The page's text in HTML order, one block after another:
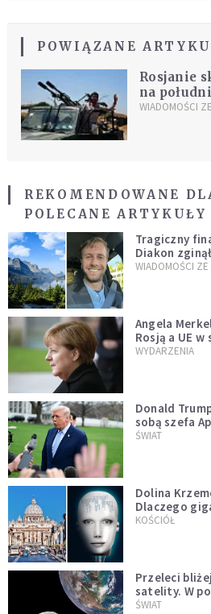
POWIĄZANE
Rosjanie
na
poddania
WIADOMOŚCI
REKOMENDOWANE
POLECANE ARTYKUŁY
Tragiczny
Diakon
WIADOMOŚCI ZE
Angela
Rosją a UE
WYDARZENIA
Donald
sobą szefa
Muska
ŚWIAT
Dolina
Dlaczego
KOŚCIÓŁ
Przeleci
satelity. W
asteroidą,
ŚWIAT